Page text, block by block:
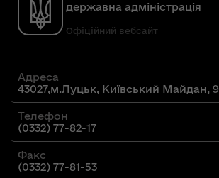
державна адміністрація
Офіційний вебсайт
Адреса
43027,м.Луцьк, Київський Майдан, 9
Телефон
(0332) 77-82-17
Факс
(0332) 77-81-53